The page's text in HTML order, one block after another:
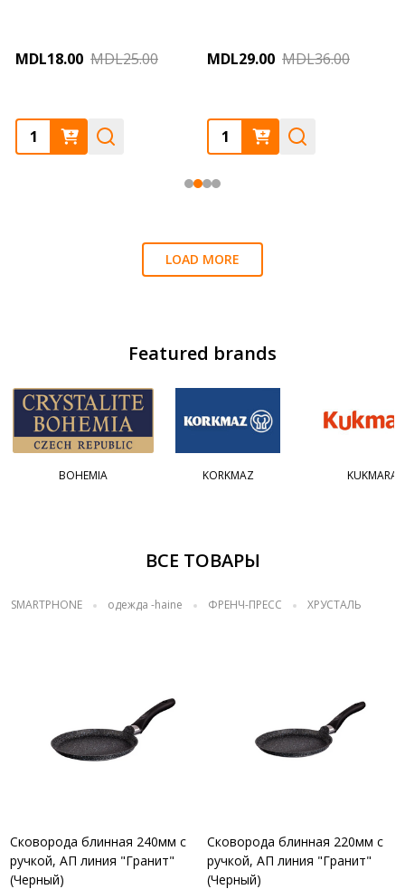
MDL18.00 MDL25.00
Quantity:
MDL29.00 MDL36.00
Quantity:
LOAD MORE
Featured brands
BOHEMIA KORKMAZ KUKMARA
ВСЕ ТОВАРЫ
SMARTPHONE одежда -haine ФРЕНЧ-ПРЕСС ХРУСТАЛЬ
Сковорода блинная 240мм с
ручкой, АП линия "Гранит"
(Черный)
Сковорода блинная 220мм с
ручкой, АП линия "Гранит"
(Черный)